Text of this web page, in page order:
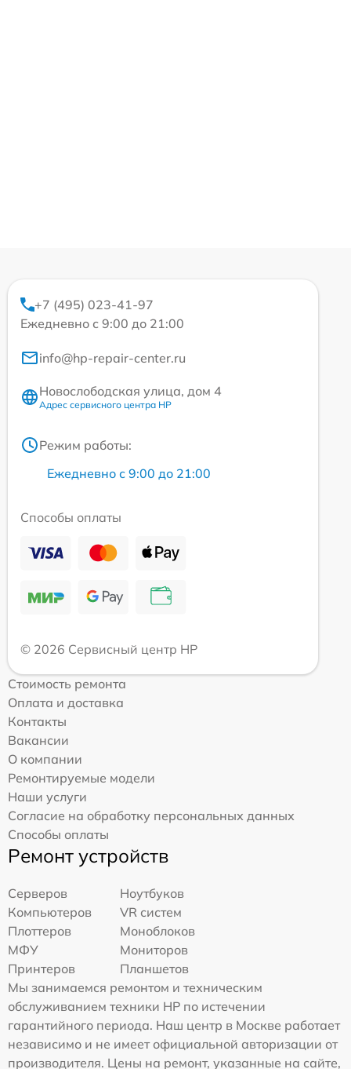
+7 (495) 023-41-97
Ежедневно с 9:00 до 21:00
info@hp-repair-center.ru
Новослободская улица, дом 4
Адрес сервисного центра HP
Режим работы:
Ежедневно с 9:00 до 21:00
Способы оплаты
© 2026 Сервисный центр HP
Стоимость ремонта
Оплата и доставка
Контакты
Вакансии
О компании
Ремонтируемые модели
Наши услуги
Согласие на обработку персональных данных
Способы оплаты
Ремонт устройств
Серверов
Ноутбуков
Компьютеров
VR систем
Плоттеров
Моноблоков
МФУ
Мониторов
Принтеров
Планшетов
Мы занимаемся ремонтом и техническим
обслуживанием техники HP по истечении
гарантийного периода. Наш центр в Москве работает
независимо и не имеет официальной авторизации от
производителя. Цены на ремонт, указанные на сайте,